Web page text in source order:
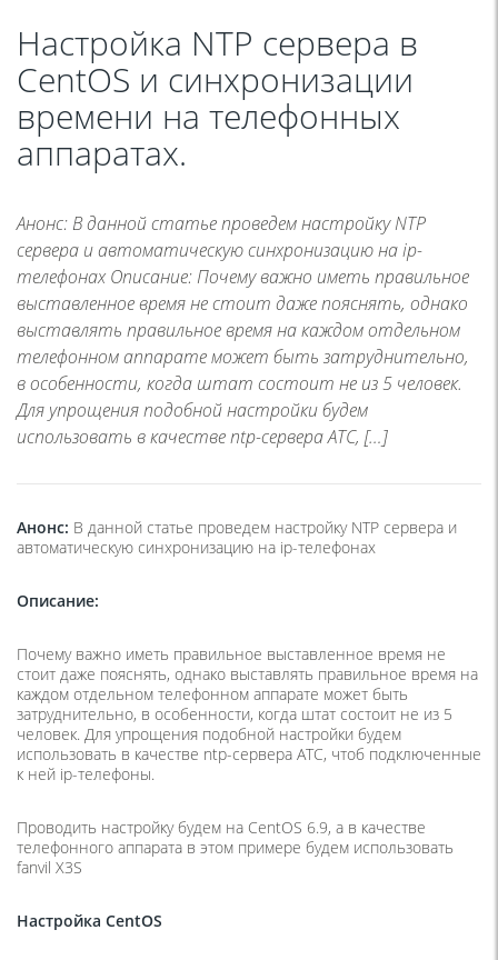
Настройка NTP сервера в
CentOS и синхронизации
времени на телефонных
аппаратах.
Анонс: В данной статье проведем настройку NTP
сервера и автоматическую синхронизацию на ip-
телефонах Описание: Почему важно иметь правильное
выставленное время не стоит даже пояснять, однако
выставлять правильное время на каждом отдельном
телефонном аппарате может быть затруднительно,
в особенности, когда штат состоит не из 5 человек.
Для упрощения подобной настройки будем
использовать в качестве ntp-сервера АТС, […]
Анонс: В данной статье проведем настройку NTP сервера и
автоматическую синхронизацию на ip-телефонах
Описание:
Почему важно иметь правильное выставленное время не
стоит даже пояснять, однако выставлять правильное время на
каждом отдельном телефонном аппарате может быть
затруднительно, в особенности, когда штат состоит не из 5
человек. Для упрощения подобной настройки будем
использовать в качестве ntp-сервера АТС, чтоб подключенные
к ней ip-телефоны.
Проводить настройку будем на CentOS 6.9, а в качестве
телефонного аппарата в этом примере будем использовать
fanvil X3S
Настройка CentOS